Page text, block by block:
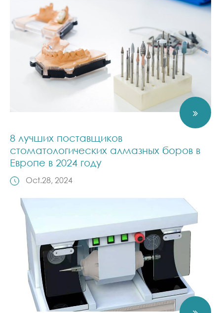
8 лучших поставщиков
стоматологических алмазных боров в
Европе в 2024 году
Oct.28, 2024